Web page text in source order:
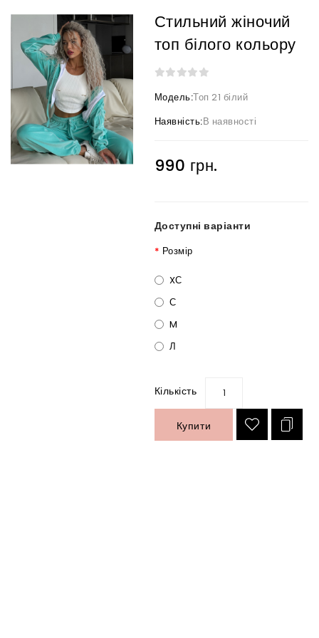
Стильний жіночий
топ білого кольору
Модель:Топ 21 білий
Наявність:В наявності
990 грн.
Доступні варіанти
Розмір
XС
С
M
Л
Кількість
Купити